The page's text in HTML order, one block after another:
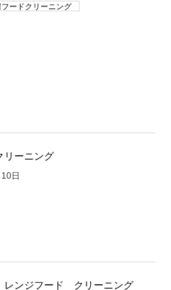
ードクリーニング
ーニング
日
ンジフード クリーニング